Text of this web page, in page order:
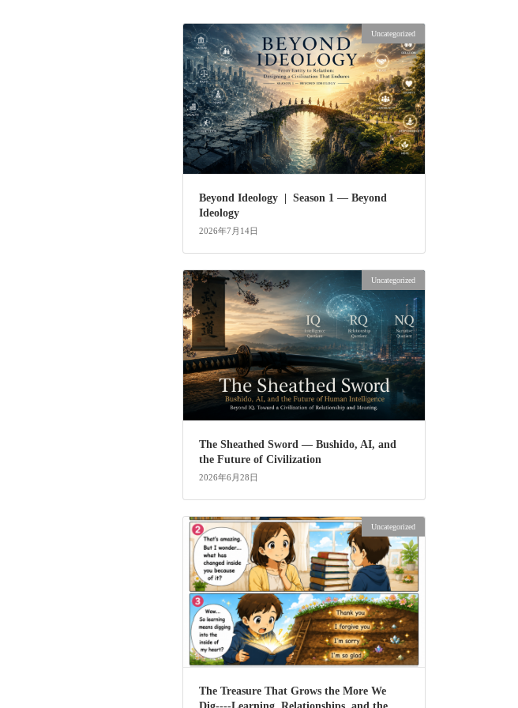
Uncategorized
Beyond Ideology | Season 1 — Beyond
Ideology
2026年7月14日
Uncategorized
The Sheathed Sword ― Bushido, AI, and
the Future of Civilization
2026年6月28日
Uncategorized
The Treasure That Grows the More We